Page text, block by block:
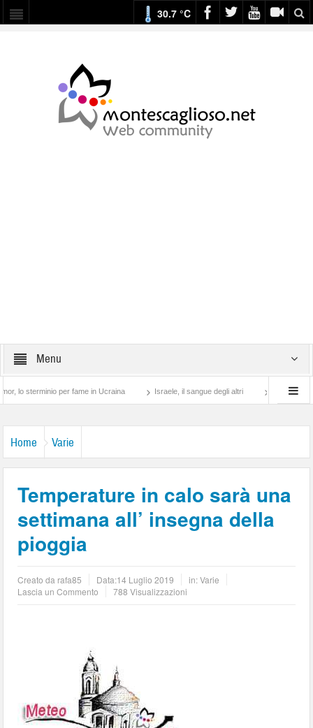
30.7 °C
Menu
per fame in Ucraina Israele, il sangue degli altri Lotta di classe… tra
Home Varie
Temperature in calo sarà una
settimana all’ insegna della
pioggia
Creato da rafa85 Data:14 Luglio 2019 in:Varie
Lascia un Commento
788 Visualizzazioni